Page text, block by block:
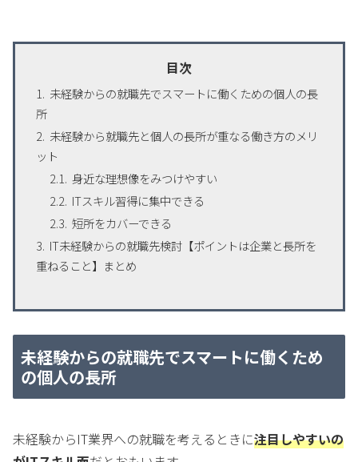
目次
未経験からの就職先でスマートに働くための個人の長
所
未経験から就職先と個人の長所が重なる働き方のメリ
ット
身近な理想像をみつけやすい
ITスキル習得に集中できる
短所をカバーできる
IT未経験からの就職先検討【ポイントは企業と長所を
重ねること】まとめ
未経験からの就職先でスマートに働くため
の個人の長所
未経験からIT業界への就職を考えるときに注目しやすいの